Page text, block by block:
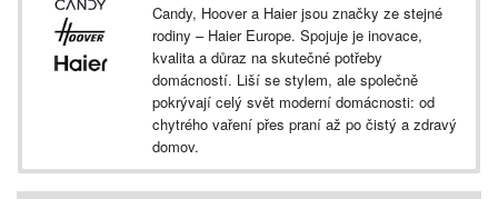
Candy, Hoover a Haier jsou značky ze stejné
rodiny – Haier Europe. Spojuje je inovace,
kvalita a důraz na skutečné potřeby
domácností. Liší se stylem, ale společně
pokrývají celý svět moderní domácnosti: od
chytrého vaření přes praní až po čistý a zdravý
domov.